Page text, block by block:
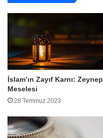
İslam’ın Zayıf Karnı: Zeynep
Meselesi
28 Temmuz 2023